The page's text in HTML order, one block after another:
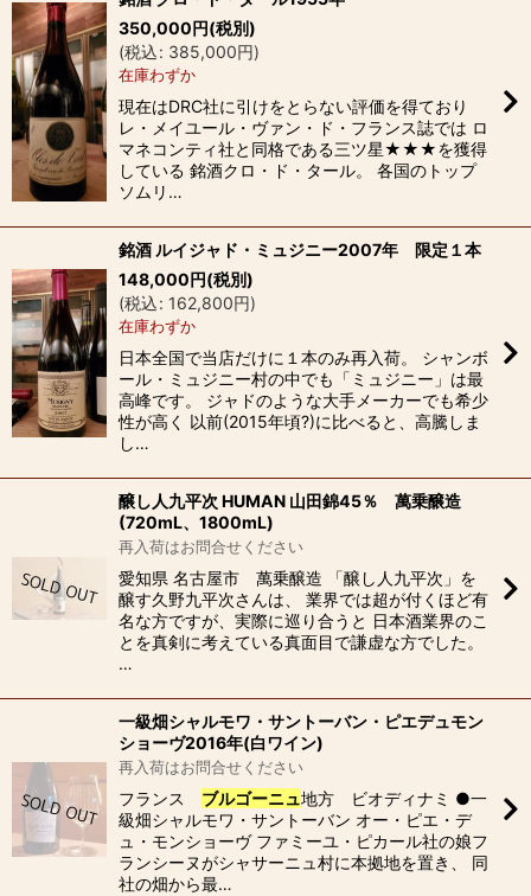
350,000円(税別)
(税込: 385,000円)
在庫わずか
現在はDRC社に引けをとらない評価を得ており
レ・メイユール・ヴァン・ド・フランス誌では ロ
マネコンティ社と同格である三ツ星★★★を獲得
している 銘酒クロ・ド・タール。 各国のトップ
ソムリ…
銘酒 ルイジャド・ミュジニー2007年 限定１本
148,000円(税別)
(税込: 162,800円)
在庫わずか
日本全国で当店だけに１本のみ再入荷。 シャンボ
ール・ミュジニー村の中でも「ミュジニー」は最
高峰です。 ジャドのような大手メーカーでも希少
性が高く 以前(2015年頃?)に比べると、高騰しま
し…
醸し人九平次 HUMAN 山田錦45％ 萬乗醸造
(720mL、1800mL)
再入荷はお問合せください
愛知県 名古屋市 萬乗醸造 「醸し人九平次」を
醸す久野九平次さんは、 業界では超が付くほど有
名な方ですが、実際に巡り合うと 日本酒業界のこ
とを真剣に考えている真面目で謙虚な方でした。
…
一級畑シャルモワ・サントーバン・ピエデュモン
ショーヴ2016年(白ワイン)
再入荷はお問合せください
フランス ブルゴーニュ地方 ビオディナミ ●一
級畑シャルモワ・サントーバン オー・ピエ・デ
ュ・モンショーヴ ファミーユ・ピカール社の娘フ
ランシーヌがシャサーニュ村に本拠地を置き、 同
社の畑から最…